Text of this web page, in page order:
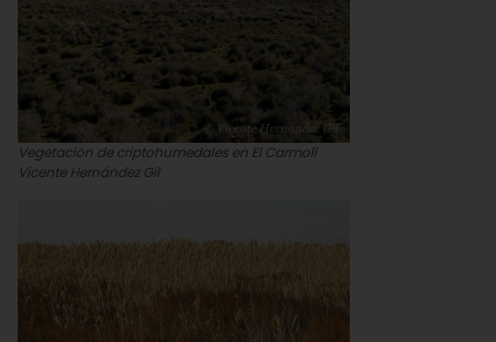
Vegetación de criptohumedales en El Carmolí
Vicente Hernández Gil